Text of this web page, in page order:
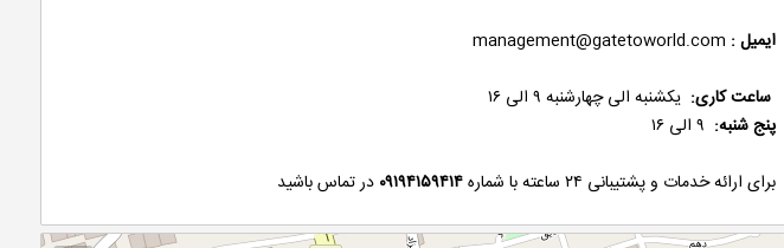
management@gatetoworld.com : ایمیل
ساعت کاری:یکشنبه الی چهارشنبه ۹ الی ۱۶
پنج شنبه:
برای ارائه خدمات و پشتیبانی ۲۴ ساعته با شماره
۰۹۱۹۴۱۵۹۴۱۴ در تماس باشید